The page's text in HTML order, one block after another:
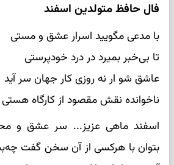
فال حافظ متولدین اسفند
با مدعی مگویید اسرار عشق و مستی
تا بی‌خبر بمیرد در درد خودپرستی
عاشق شو ار نه روزی کار جهان سر آید
ناخوانده نقش مقصود از کارگاه هستی
اسفند ماهی عزیز... سر عشق و
بتوان با هرکسی از آن سخن گفت